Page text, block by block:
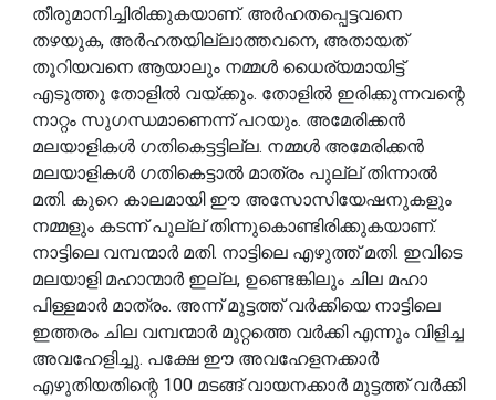
തീരുമാനിച്ചിരിക്കുകയാണ്. അർഹതപ്പെട്ടവനെ
തഴയുക, അർഹതയില്ലാത്തവനെ, അതായത്
തൂറിയവനെ ആയാലും നമ്മൾ ധൈര്യമായിട്ട്
എടുത്തു തോളിൽ വയ്ക്കും. തോളിൽ ഇരിക്കുന്നവന്റെ
നാറ്റം സുഗന്ധമാണെന്ന് പറയും. അമേരിക്കൻ
മലയാളികൾ ഗതികെട്ടട്ടില്ല. നമ്മൾ അമേരിക്കൻ
മലയാളികൾ ഗതികെട്ടാൽ മാത്രം പുല്ല് തിന്നാൽ
മതി. കുറെ കാലമായി ഈ അസോസിയേഷനുകളും
നമ്മളും കടന്ന് പുല്ല് തിന്നുകൊണ്ടിരിക്കുകയാണ്.
നാട്ടിലെ വമ്പന്മാർ മതി. നാട്ടിലെ എഴുത്ത് മതി. ഇവിടെ
മലയാളി മഹാന്മാർ ഇല്ല, ഉണ്ടെങ്കിലും ചില മഹാ
പിള്ളമാർ മാത്രം. അന്ന് മുട്ടത്ത് വർക്കിയെ നാട്ടിലെ
ഇത്തരം ചില വമ്പന്മാർ മുറ്റത്തെ വർക്കി എന്നും വിളിച്ച
അവഹേളിച്ചു. പക്ഷേ ഈ അവഹേളനക്കാർ
എഴുതിയതിന്റെ 100 മടങ്ങ് വായനക്കാർ മുട്ടത്ത് വർക്കി